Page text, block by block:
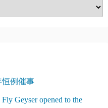
恒例催事
Geyser opened to the